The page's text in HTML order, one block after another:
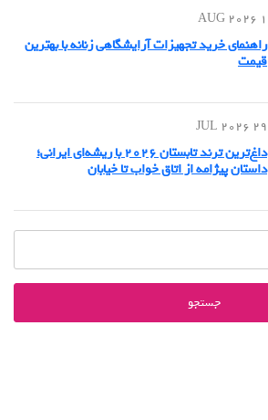
1 AUG 2026
راهنمای خرید تجهیزات آرایشگاهی زنانه با بهترین
قیمت
29 JUL 2026
داغ‌ترین ترند تابستان ۲۰۲۶ با ریشه‌ای ایرانی؛
داستان پیژامه از اتاق خواب تا خیابان